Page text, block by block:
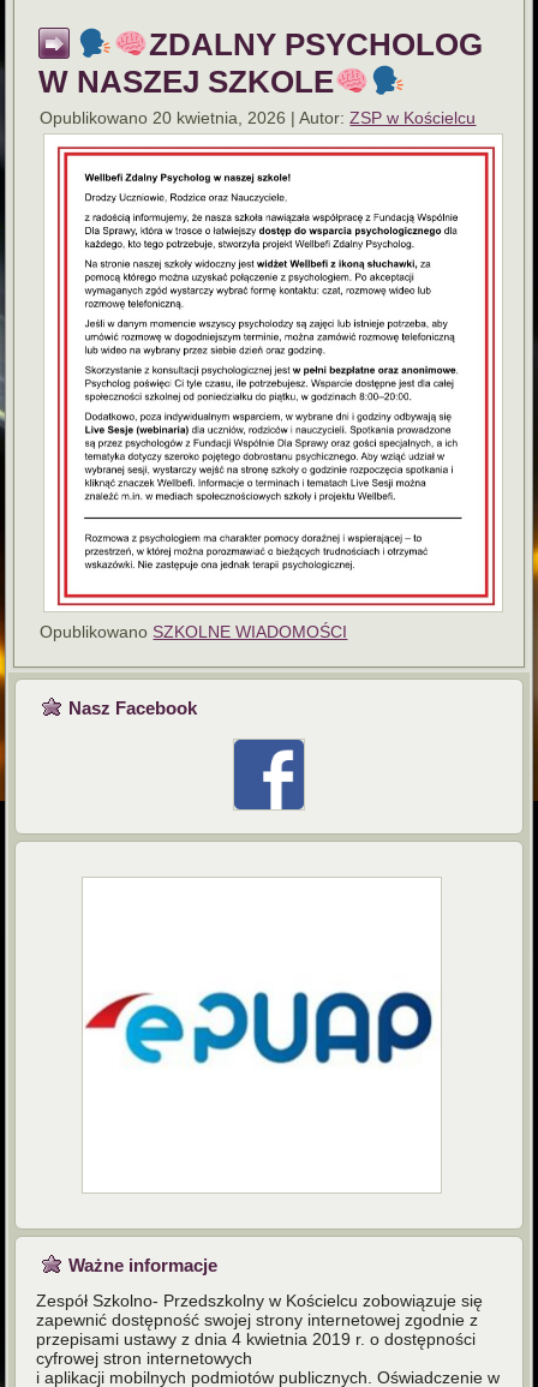
ZDALNY PSYCHOLOG
W NASZEJ SZKOLE
Opublikowano 20 kwietnia, 2026 |Autor: ZSP w Kościelcu
Opublikowano SZKOLNE WIADOMOŚCI
Nasz Facebook
Ważne informacje
Zespół Szkolno- Przedszkolny w Kościelcu zobowiązuje się
zapewnić dostępność swojej strony internetowej zgodnie z
przepisami ustawy z dnia 4 kwietnia 2019 r. o dostępności
cyfrowej stron internetowych
i aplikacji mobilnych podmiotów publicznych. Oświadczenie w